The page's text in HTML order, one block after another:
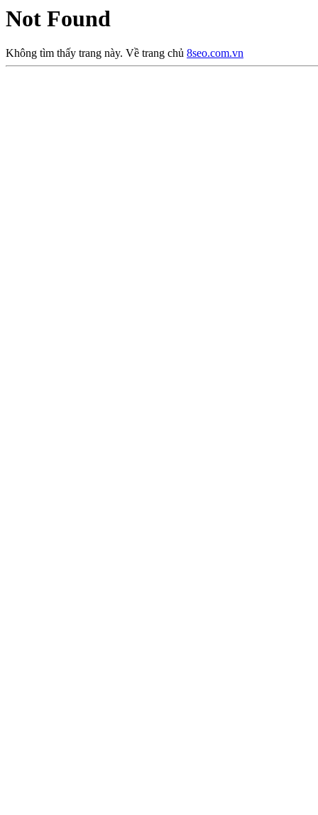
Not Found
Không tìm thấy trang này. Về trang chủ 8seo.com.vn